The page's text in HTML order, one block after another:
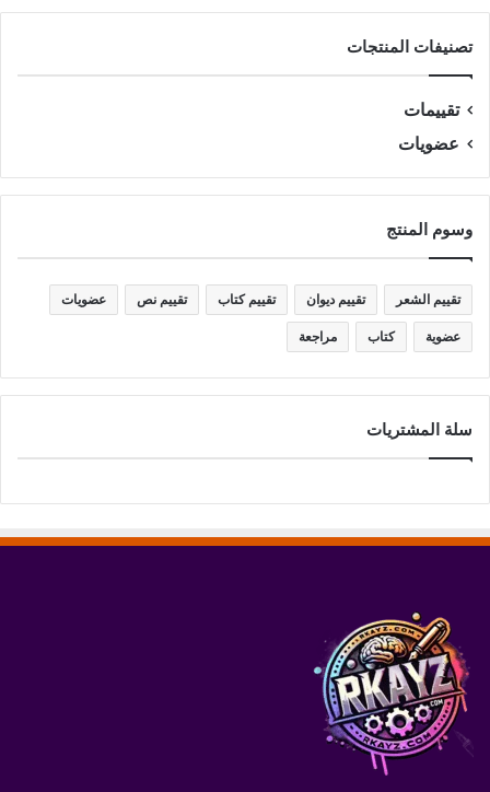
تصنيفات المنتجات
تقييمات
عضويات
وسوم المنتج
تقييم الشعر تقييم ديوان تقييم كتاب تقييم نص عضويات
عضوية كتاب مراجعة
سلة المشتريات